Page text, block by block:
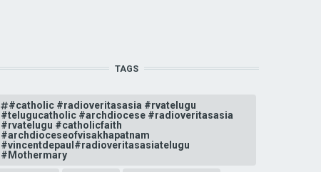
TAGS
#catholic #radioveritasasia #rvatelugu
#telugucatholic #archdiocese #radioveritasasia
#rvatelugu #catholicfaith
#archdioceseofvisakhapatnam
#vincentdepaul#radioveritasasiatelugu
#Mothermary